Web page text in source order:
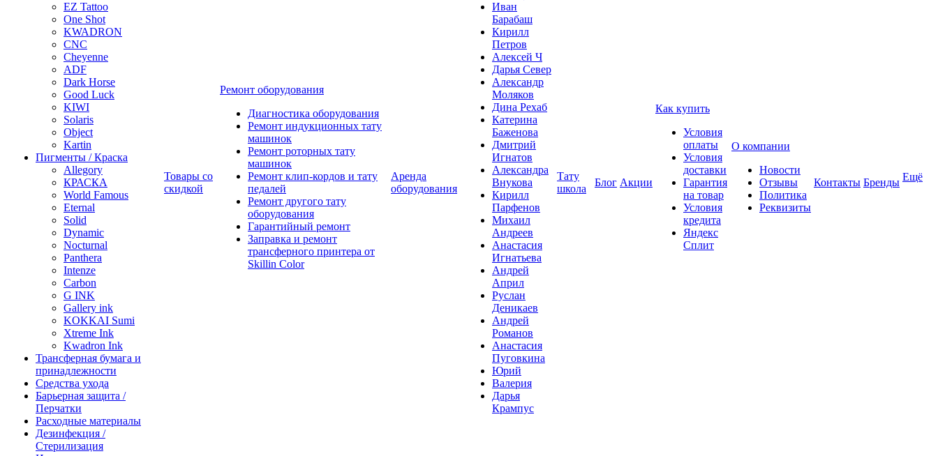
EZ Tattoo
One Shot
KWADRON
CNC
Cheyenne
ADF
Dark Horse
Good Luck
KIWI
Solaris
Object
Kartin
Пигменты / Краска
Allegory
КРАСКА
World Famous
Eternal
Solid
Dynamic
Nocturnal
Panthera
Intenze
Carbon
G INK
Gallery ink
KOKKAI Sumi
Xtreme Ink
Kwadron Ink
Трансферная бумага и
принадлежности
Средства ухода
Барьерная защита /
Перчатки
Расходные материалы
Дезинфекция /
Стерилизация
Товары со
скидкой
Ремонт оборудования
Диагностика оборудования
Ремонт индукционных тату
машинок
Ремонт роторных тату
машинок
Ремонт клип-кордов и тату
педалей
Ремонт другого тату
оборудования
Гарантийный ремонт
Заправка и ремонт
трансферного принтера от
Skillin Color
Аренда
оборудования
Иван
Барабаш
Кирилл
Петров
Алексей Ч
Дарья Север
Александр
Моляков
Дина Рехаб
Катерина
Баженова
Дмитрий
Игнатов
Александра
Внукова
Кирилл
Парфенов
Михаил
Андреев
Анастасия
Игнатьева
Андрей
Април
Руслан
Деникаев
Андрей
Романов
Анастасия
Пуговкина
Юрий
Валерия
Дарья
Крампус
Тату
школа
Блог Акции
Как купить
Условия
оплаты
Условия
доставки
Гарантия
на товар
Условия
кредита
Яндекс
Сплит
О компании
Новости
Отзывы
Политика
Реквизиты
Контакты Бренды Ещё